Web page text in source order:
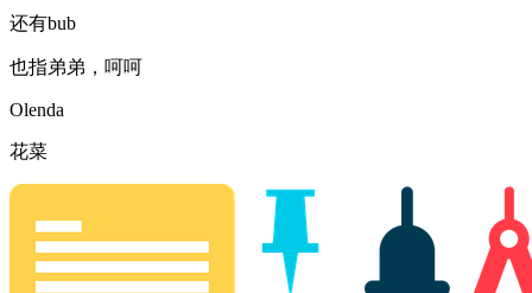
还有bub
也指弟弟，呵呵
Olenda
花菜